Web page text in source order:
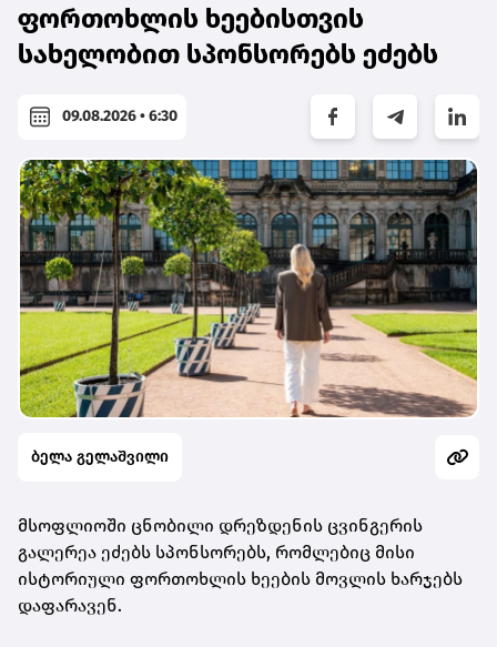
ფორთოხლის ხეებისთვის
სახელობით სპონსორებს ეძებს
09.08.2026 • 6:30
ბელა გელაშვილი
მსოფლიოში ცნობილი დრეზდენის ცვინგერის
გალერეა ეძებს სპონსორებს, რომლებიც მისი
ისტორიული ფორთოხლის ხეების მოვლის ხარჯებს
დაფარავენ.